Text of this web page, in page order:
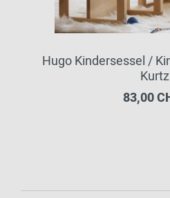
Hugo Kindersessel /
Kurtz
83,00